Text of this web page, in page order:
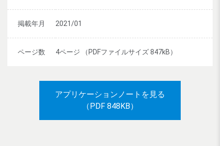
掲載年月 2021/01
ページ数 4ページ （PDFファイルサイズ 847kB）
アプリケーションノートを見る
（PDF 848KB）